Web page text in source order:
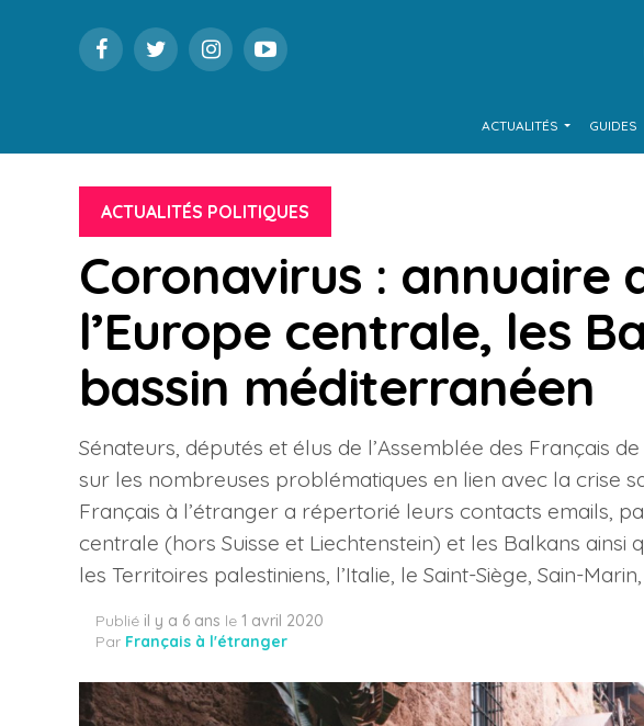
ACTUALITÉS GUIDES
ACTUALITÉS POLITIQUES
Coronavirus : annuaire
l’Europe centrale, les
bassin méditerranéen
Sénateurs, députés et élus de l’Assemblée des Français
sur les nombreuses problématiques en lien avec la crise
Français à l’étranger a répertorié leurs contacts emails,
centrale (hors Suisse et Liechtenstein) et les Balkans
les Territoires palestiniens, l’Italie, le Saint-Siège, Sain-
Publié il y a 6 ans le 1 avril 2020
Par Français à l'étranger